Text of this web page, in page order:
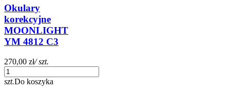
Okulary
korekcyjne
MOONLIGHT
YM 4812 C3
270,00 zł/ szt.
szt.Do koszyka